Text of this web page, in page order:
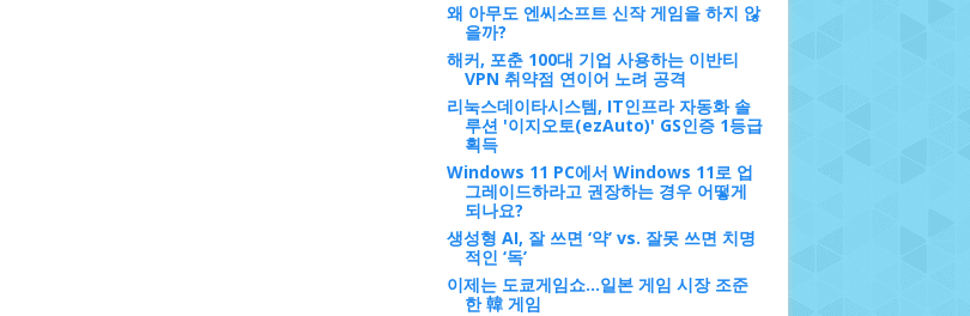
왜 아무도 엔씨소프트 신작 게임을 하지 않
을까?
해커, 포춘 100대 기업 사용하는 이반티
VPN 취약점 연이어 노려 공격
리눅스데이타시스템, IT인프라 자동화 솔
루션 '이지오토(ezAuto)' GS인증 1등급
획득
Windows 11 PC에서 Windows 11로 업
그레이드하라고 권장하는 경우 어떻게
되나요?
생성형 AI, 잘 쓰면 ‘약’ vs. 잘못 쓰면 치명
적인 ‘독’
이제는 도쿄게임쇼…일본 게임 시장 조준
한 韓 게임